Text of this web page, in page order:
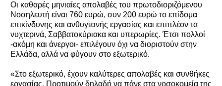
Οι καθαρές μηνιαίες απολαβές του πρωτοδιοριζόμενου
Νοσηλευτή είναι 760 ευρώ, συν 200 ευρώ το επίδομα
επικίνδυνης και ανθυγιεινής εργασίας και επιπλέον τα
νυχτερινά, Σαββατοκύριακα και υπερωρίες. Έτσι πολλοί
-ακόμη και άνεργοι- επιλέγουν όχι να διοριστούν στην
Ελλάδα, αλλά να φύγουν στο εξωτερικό.
«Στο εξωτερικό, έχουν καλύτερες απολαβές και συνθήκες
εργασίας. Προτιμούν δηλαδή να πάνε στα νοσοκομεία της